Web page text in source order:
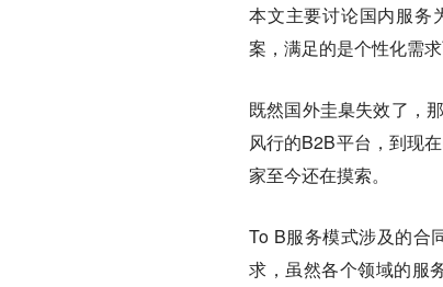
本文主要讨论国内服务
案，满足的是个性化需
既然国外圭臬失效了，
风行的B2B平台，到现
家至今还在摸索。
To B服务模式涉及的合
求，虽然各个领域的服